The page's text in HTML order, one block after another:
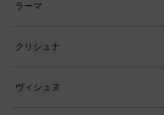
ラーマ
クリシュナ
ヴィシュヌ